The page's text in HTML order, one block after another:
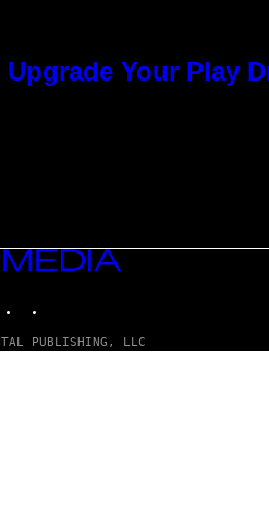
Your Play
PUBLISHING, LLC